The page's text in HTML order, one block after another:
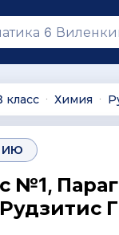
класс ∙ Химия ∙
№1,